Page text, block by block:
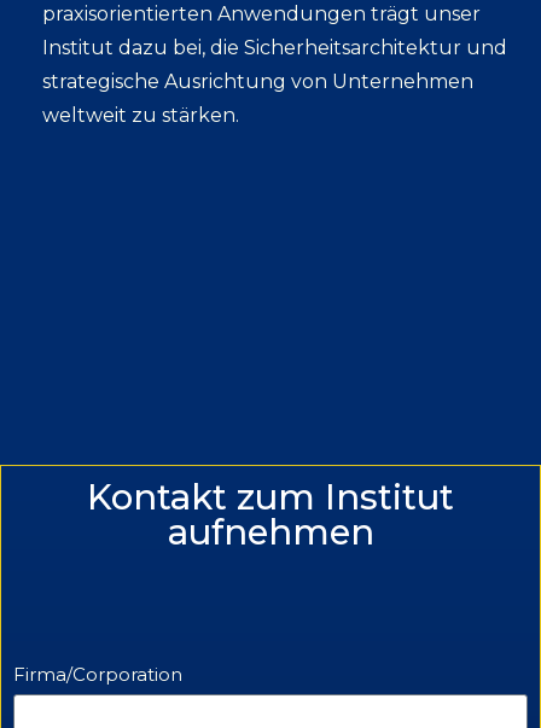
praxisorientierten Anwendungen trägt unser
Institut dazu bei, die Sicherheitsarchitektur und
strategische Ausrichtung von Unternehmen
weltweit zu stärken.
Kontakt zum Institut
aufnehmen
Firma/Corporation